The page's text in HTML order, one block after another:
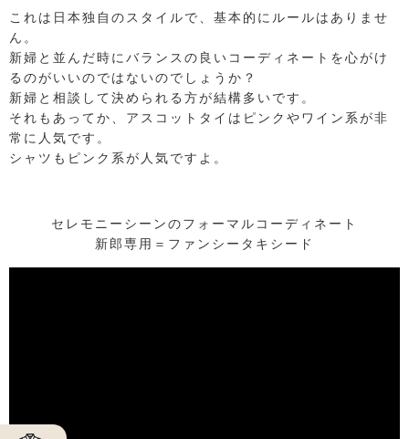
これは日本独自のスタイルで、基本的にルールはありませ
ん。
新婦と並んだ時にバランスの良いコーディネートを心がけ
るのがいいのではないのでしょうか？
新婦と相談して決められる方が結構多いです。
それもあってか、アスコットタイはピンクやワイン系が非
常に人気です。
シャツもピンク系が人気ですよ。
セレモニーシーンのフォーマルコーディネート
新郎専用＝ファンシータキシード